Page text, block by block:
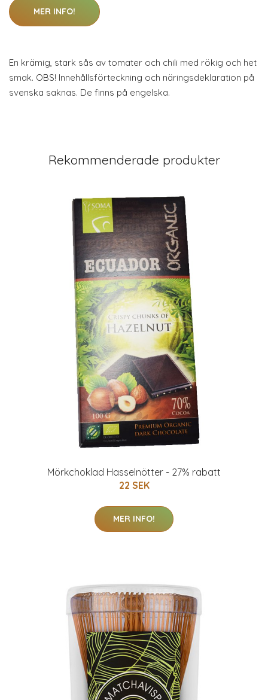
MER INFO!
En krämig, stark sås av tomater och chili med rökig och het
smak. OBS! Innehållsförteckning och näringsdeklaration på
svenska saknas. De finns på engelska.
Rekommenderade produkter
Mörkchoklad Hasselnötter - 27% rabatt
22 SEK
MER INFO!